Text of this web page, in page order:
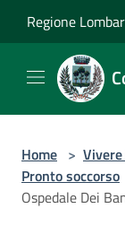
Regione
Home >
Pronto soccorso
Ospedale Dei